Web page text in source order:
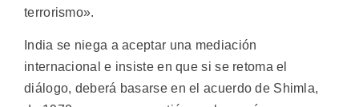
terrorismo».
India se niega a aceptar una mediación
internacional e insiste en que si se retoma el
diálogo, deberá basarse en el acuerdo de Shimla,